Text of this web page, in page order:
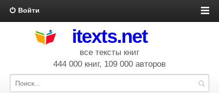
Войти
itexts.net
все тексты книг
444 000 книг, 109 000 авторов